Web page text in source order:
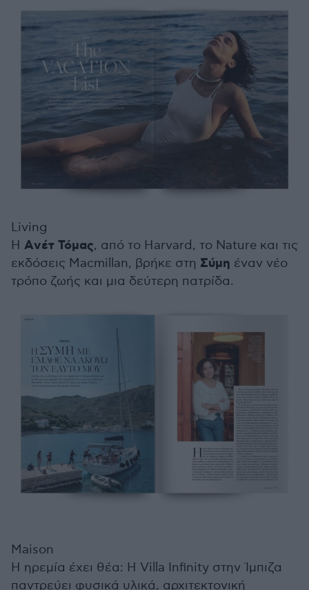
Living
Η Aνέτ Τόμας, από το Harvard, το Nature και τις
εκδόσεις Macmillan, βρήκε στη Σύμη έναν νέο
τρόπο ζωής και μια δεύτερη πατρίδα.
Maison
Η ηρεμία έχει θέα: Η Villa Infinity στην Ίμπιζα
παντρεύει φυσικά υλικά, αρχιτεκτονική